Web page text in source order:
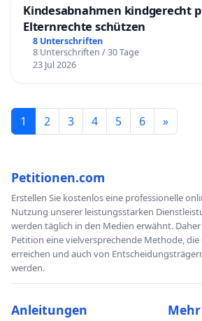
Kindesabnahmen kindgerecht
Elternrechte schützen
8 Unterschriften
8 Unterschriften / 30 Tage
23 Jul 2026
1 2 3 4 5 6 »
Petitionen.com
Erstellen Sie kostenlos eine professionelle
Nutzung unserer leistungsstarken
werden täglich in den Medien erwähnt.
Petition eine vielversprechende Methode,
erreichen und auch von
werden.
Anleitungen Mehr